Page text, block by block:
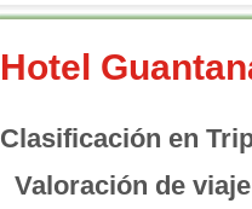
Hotel
Clasificación en
Valoración de